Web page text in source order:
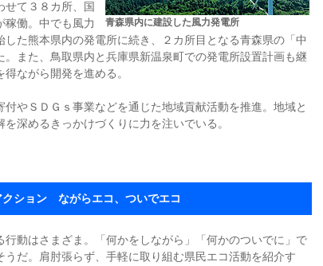
青森県内に建設した風力発電所
て３８カ所、国
稼働。中でも風力
た熊本県内の発電所に続き、２カ所目となる青森県の「中
。また、鳥取県内と兵庫県新温泉町での発電所設置計画も継
ながら開発を進める。
やＳＤＧｓ事業などを通じた地域貢献活動を推進。地域と
深めるきっかけづくりに力を注いでいる。
クション ながらエコ、ついでエコ
動はさまざま。「何かをしながら」「何かのついでに」で
うだ。肩肘張らず、手軽に取り組む県民エコ活動を紹介す